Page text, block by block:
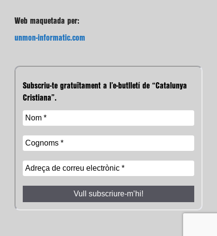
Web maquetada per:
unmon-informatic.com
Subscriu-te gratuïtament a l’e-butlletí de “Catalunya
Cristiana”.